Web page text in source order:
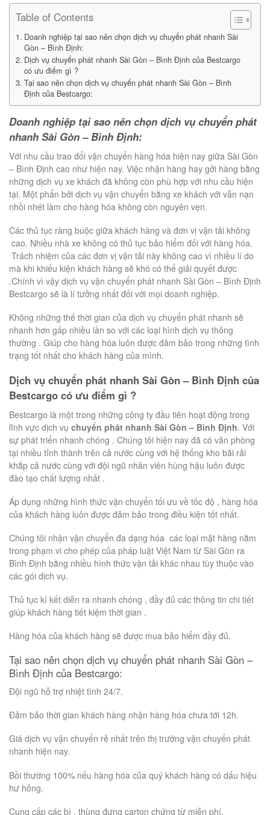
Table of Contents
Doanh nghiệp tại sao nên chọn dịch vụ chuyển phát nhanh Sài
Gòn – Bình Định:
Dịch vụ chuyển phát nhanh Sài Gòn – Bình Định của Bestcargo
có ưu điểm gì ?
Tại sao nên chọn dịch vụ chuyển phát nhanh Sài Gòn – Bình
Định của Bestcargo:
Doanh nghiệp tại sao nên chọn dịch vụ chuyển phát
nhanh Sài Gòn – Bình Định:
Với nhu cầu trao đổi vận chuyển hàng hóa hiện nay giữa Sài Gòn
– Bình Định cao như hiện nay. Việc nhận hàng hay gởi hàng bằng
những dịch vụ xe khách đã không còn phù hợp với nhu cầu hiện
tại. Một phẩn bởi dịch vụ vận chuyển bằng xe khách với vẫn nạn
nhồi nhét làm cho hàng hóa không còn nguyên vẹn.
Các thủ tục ràng buộc giữa khách hàng và đơn vị vận tải không
cao. Nhiều nhà xe không có thủ tục bảo hiểm đối với hàng hóa.
Trách nhiệm của các đơn vị vận tải này không cao vì nhiều lí do
mà khi khiếu kiện khách hàng sẽ khó có thể giải quyết được
.Chính vì vậy dịch vụ vận chuyển phát nhanh Sài Gòn – Bình Định
Bestcargo sẽ là lí tưởng nhất đối với mọi doanh nghiệp.
Không những thế thời gian của dịch vụ chuyển phát nhanh sẽ
nhanh hơn gấp nhiều lần so với các loại hình dịch vụ thông
thường . Giúp cho hàng hóa luôn được đảm bảo trong những tình
trạng tốt nhất cho khách hàng của mình.
Dịch vụ chuyển phát nhanh Sài Gòn – Bình Định của
Bestcargo có ưu điểm gì ?
Bestcargo là một trong những công ty đầu tiên hoạt động trong
lĩnh vực dịch vụ chuyển phát nhanh Sài Gòn – Bình Định. Với
sự phát triển nhanh chóng . Chúng tôi hiện nay đã có văn phòng
tại nhiều tỉnh thành trên cả nước cùng với hệ thống kho bãi rải
khắp cả nước cùng với đội ngũ nhân viên hùng hậu luôn được
đào tạo chất lượng nhất .
Áp dụng những hình thức vận chuyển tối ưu về tốc độ , hàng hóa
của khách hàng luôn được đảm bảo trong điều kiện tốt nhất.
Chúng tôi nhận vận chuyển đa dạng hóa các loại mặt hàng nằm
trong phạm vi cho phép của pháp luật Việt Nam từ Sài Gòn ra
Bình Định bằng nhiều hình thức vận tải khác nhau tùy thuộc vào
các gói dịch vụ.
Thủ tục kí kết diễn ra nhanh chóng , đầy đủ các thông tin chi tiết
giúp khách hàng tiết kiệm thời gian .
Hàng hóa của khách hàng sẽ được mua bảo hiểm đầy đủ.
Tại sao nên chọn dịch vụ chuyển phát nhanh Sài Gòn –
Bình Định của Bestcargo:
Đội ngũ hỗ trợ nhiệt tình 24/7.
Đảm bảo thời gian khách hàng nhận hàng hóa chưa tới 12h.
Giá dịch vụ vận chuyển rẻ nhất trên thị trường vận chuyển phát
nhanh hiện nay.
Bồi thường 100% nếu hàng hóa của quý khách hàng có dấu hiệu
hư hỏng.
Cung cấp các bì , thùng đựng carton chứng từ miễn phí.